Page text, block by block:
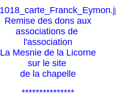
Remise des dons aux
associations de
l'association
La Mesnie de la Licorne
sur le site
de la chapelle
***************